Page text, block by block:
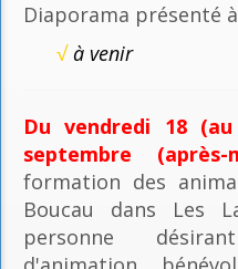
Diaporama présenté
√à venir
Du vendredi 18
septembre (après-
formation des
Boucau dans Les
personne